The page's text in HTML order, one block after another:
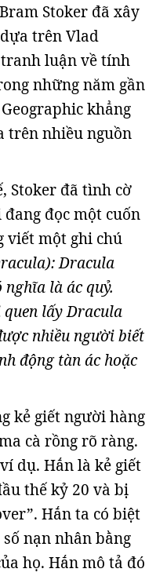
Stoker đã xây
trên Vlad
tranh luận về tính
những năm gần
khẳng
trên nhiều nguồn
Stoker đã tình cờ
đọc một cuốn
viết một ghi chú
Dracula
là ác quỷ.
lấy Dracula
nhiều người biết
động tàn ác hoặc
kẻ giết người hàng
cà rồng rõ ràng.
dụ. Hắn là kẻ giết
thế kỷ 20 và bị
Hắn ta có biệt
nạn nhân bằng
họ. Hắn mô tả đó